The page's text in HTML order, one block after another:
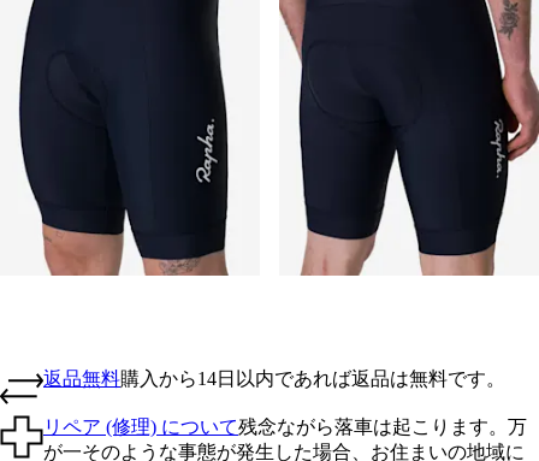
返品無料購入から14日以内であれば返品は無料です。
リペア (修理) について残念ながら落車は起こります。万
が一そのような事態が発生した場合、お住まいの地域に